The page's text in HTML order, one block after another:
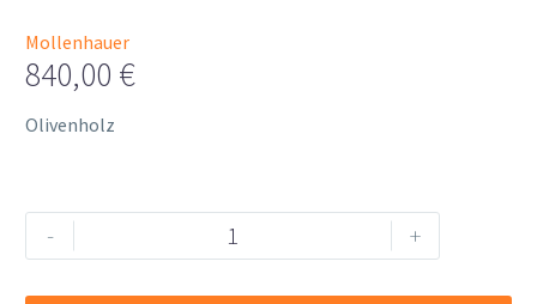
Mollenhauer
840,00 €
Olivenholz
-
Mollenhauer
Denner
+
Alternative: